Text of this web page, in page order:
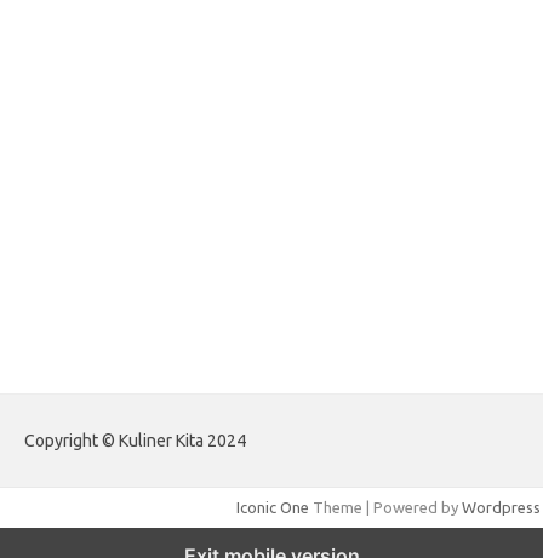
Copyright © Kuliner Kita 2024
Iconic One Theme | Powered by Wordpress